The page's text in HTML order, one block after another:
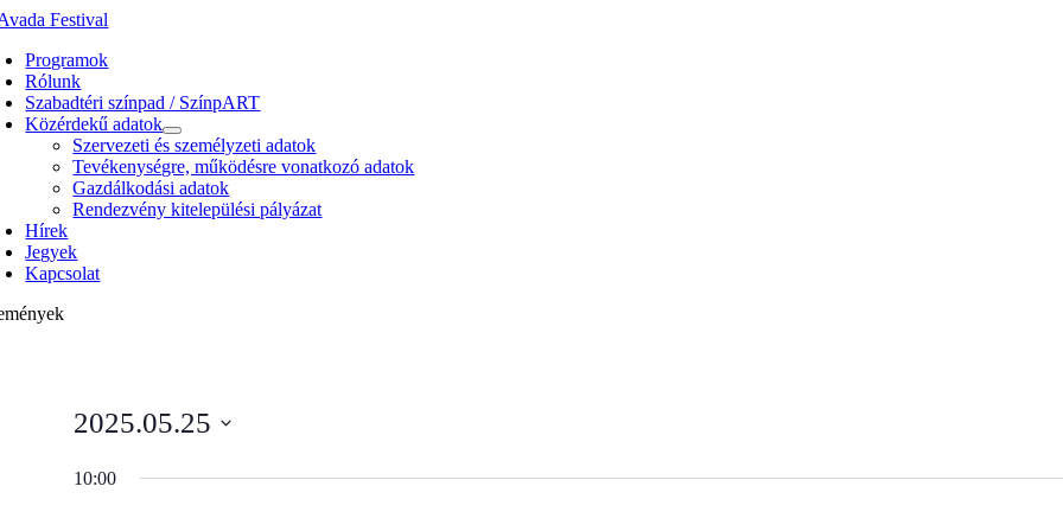
Kihagyás
Programok
Rólunk
Szabadtéri színpad / SzínpART
Közérdekű adatok
Szervezeti és személyzeti adatok
Tevékenységre, működésre vonatkozó adatok
Gazdálkodási adatok
Rendezvény kitelepülési pályázat
Hírek
Jegyek
Kapcsolat
2025.05.25
date.
10:00